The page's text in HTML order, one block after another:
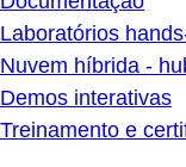
Laboratórios
Nuvem híbrida -
Demos interativas
Treinamento e